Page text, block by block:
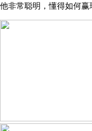
他非常聪明，懂得如何赢